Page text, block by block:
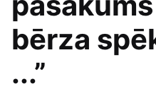
bērza
...”